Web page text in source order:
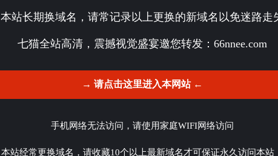
本站长期换域名，请常记录以上更换的新域名以免迷路走
七猫全站高清，震撼视觉盛宴邀您转发： 66nnee.com
→ 请点击这里进入本网站 ←
手机网络无法访问，请使用家庭WIFI网络访问
本站经常更换域名，请收藏10个以上最新域名才可保证永久访问本站